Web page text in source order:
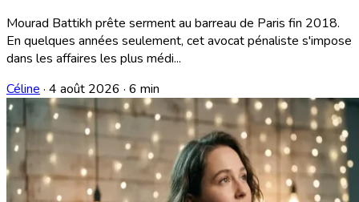
Mourad Battikh prête serment au barreau de Paris fin 2018.
En quelques années seulement, cet avocat pénaliste s'impose
dans les affaires les plus médi...
Céline · 4 août 2026 · 6 min